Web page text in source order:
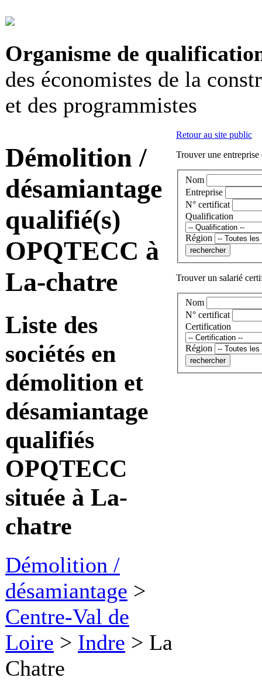
Organisme de
des économistes de la
et des programmistes
Démolition /
désamiantage
qualifié(s)
OPQTECC à
La-chatre
Liste des
sociétés en
démolition et
désamiantage
qualifiés
OPQTECC
située à La-
chatre
Démolition /
désamiantage >
Centre-Val de
Loire > Indre > La
Chatre
Retour au site public
Trouver une
Nom
Entreprise
N° certificat
Qualification
Région
Trouver un salarié
Nom
N° certificat
Certification
Région